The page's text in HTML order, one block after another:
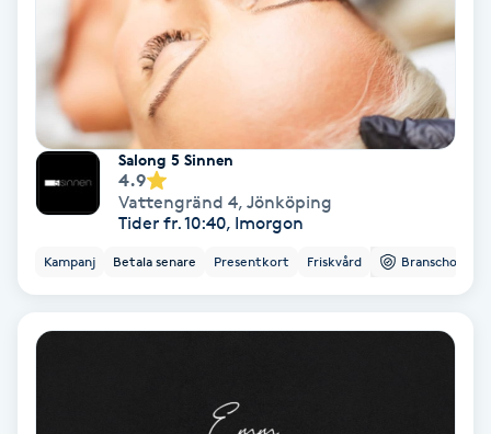
Färgning
Föning
Gel naglar
Gellack
Salong 5 Sinnen
4.9
Vattengränd 4, Jönköping
Tider fr. 10:40, Imorgon
Kampanj Betala senare Presentkort Friskvård Branschorg.